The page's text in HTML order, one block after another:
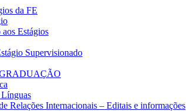
da FE
Estágios
Supervisionado
Relações Internacionais – Editais e informações